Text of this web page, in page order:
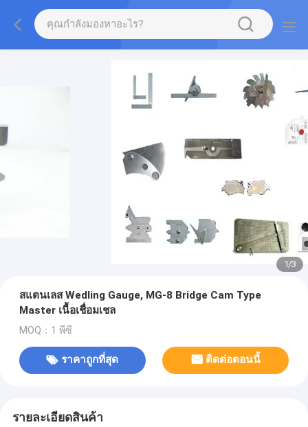
1/3
สแตนเลส Wedling Gauge, MG-8 Bridge Cam Type
Master เนื้อเชื่อมเชล
MOQ：1 พีซี
ราคาถูกที่สุด ติดต่อตอนนี้
รายละเอียดสินค้า